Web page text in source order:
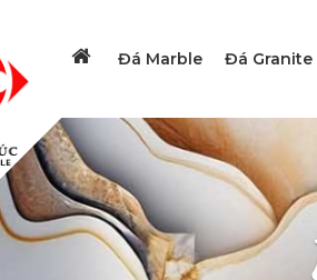
Đá Marble Đá Granite